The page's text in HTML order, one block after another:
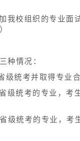
校组织的专业面
种情况：
统考并取得专业合
统考的专业，考
级统考的专业，考